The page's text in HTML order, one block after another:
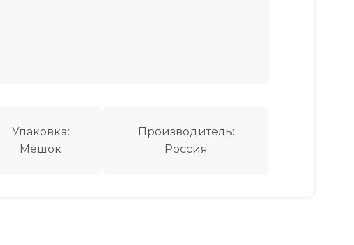
Упаковка:
Мешок
Производитель:
Россия